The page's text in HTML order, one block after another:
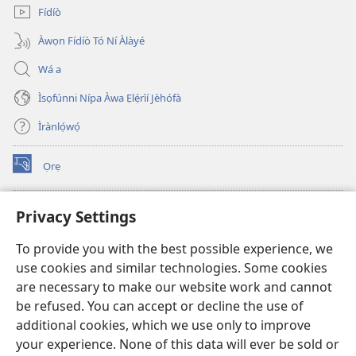
Privacy Settings
To provide you with the best possible experience, we
use cookies and similar technologies. Some cookies
are necessary to make our website work and cannot
be refused. You can accept or decline the use of
additional cookies, which we use only to improve
your experience. None of this data will ever be sold or
Fídíò
Àwọn Fídíò Tó Ní Àlàyé
Wá a
Ìsọfúnni Nípa Àwa Ẹlẹ́rìí Jèhófà
Ìrànlọ́wọ́
Ọrẹ
(opens
new
ÀKÁ ÌWÉ ORÍ ÍŃTÁNẸ́Ẹ̀TÌ TI Watchtower™
(opens
window)JW Hub
(opens
new
window)JW Library
Watchtower Library ®